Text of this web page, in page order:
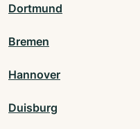
Dortmund
Bremen
Hannover
Duisburg